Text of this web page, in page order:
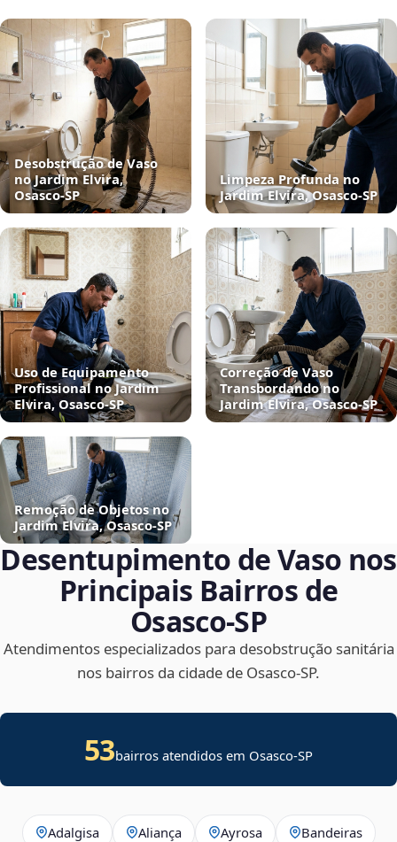
Desobstrução de Vaso
no Jardim Elvira,
Osasco‑SP
Limpeza Profunda no
Jardim Elvira, Osasco‑SP
Uso de Equipamento
Profissional no Jardim
Elvira, Osasco‑SP
Correção de Vaso
Transbordando no
Jardim Elvira, Osasco‑SP
Remoção de Objetos no
Jardim Elvira, Osasco‑SP
Desentupimento de Vaso nos
Principais Bairros de
Osasco‑SP
Atendimentos especializados para desobstrução sanitária
nos bairros da cidade de Osasco‑SP.
53bairros atendidos em Osasco-SP
Adalgisa Aliança Ayrosa Bandeiras